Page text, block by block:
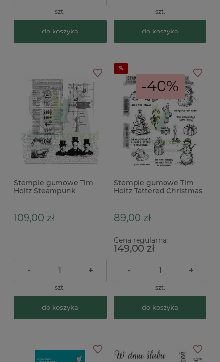
szt.
do koszyka
szt.
do koszyka
Stemple gumowe Tim
Holtz Steampunk
109,00 zł
- +
szt.
do koszyka
-40%
Stemple gumowe Tim
Holtz Tattered Christmas
89,00 zł
Cena regularna:
149,00 zł
- +
szt.
do koszyka